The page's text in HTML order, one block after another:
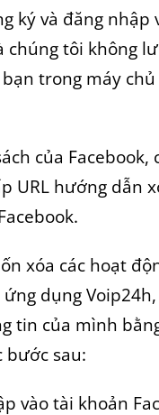
ký và đăng nhập
chúng tôi không
trong máy chủ
của Facebook,
URL hướng dẫn
xóa các hoạt
dụng
tin của mình
bước sau:
vào tài khoản